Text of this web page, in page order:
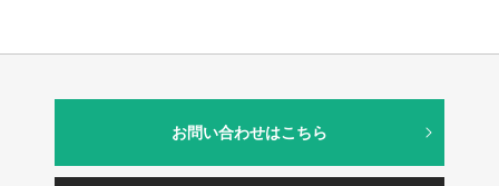
お問い合わせはこちら